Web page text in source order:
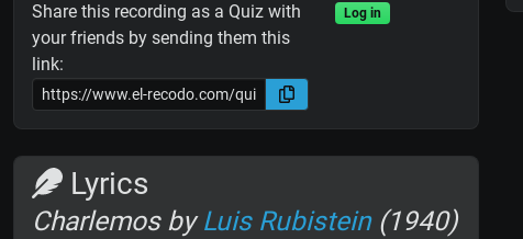
Share this recording as a Quiz with
your friends by sending them this
link:
Log in
Lyrics
Charlemos byLuis Rubistein(1940)